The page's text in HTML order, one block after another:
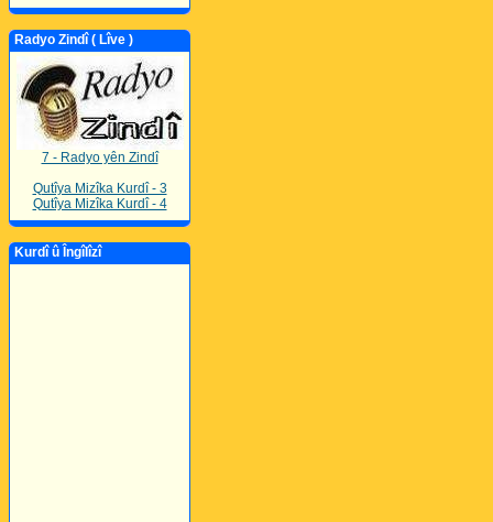
Radyo Zindî ( Lîve )
7 - Radyo yên Zindî
Qutîya Mizîka Kurdî - 3
Qutîya Mizîka Kurdî - 4
Kurdî û Îngîlîzî